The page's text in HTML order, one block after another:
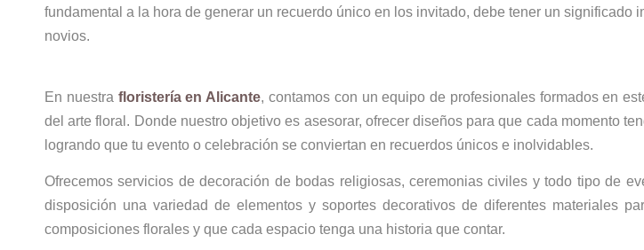
fundamental a la hora de generar un recuerdo único en los invitado, debe tener un significado
novios.
En nuestra floristería en Alicante, contamos con un equipo de profesionales formados en
del arte floral. Donde nuestro objetivo es asesorar, ofrecer diseños para que cada momento
logrando que tu evento o celebración se conviertan en recuerdos únicos e inolvidables.
Ofrecemos servicios de decoración de bodas religiosas, ceremonias civiles y todo tipo de
disposición una variedad de elementos y soportes decorativos de diferentes materiales
composiciones florales y que cada espacio tenga una historia que contar.